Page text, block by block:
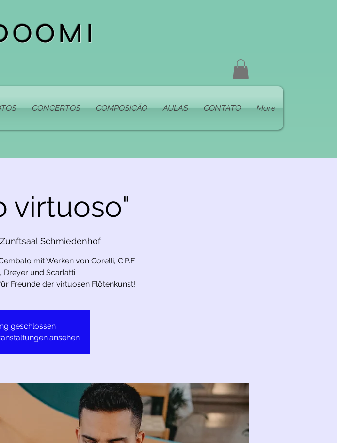
CONCERTOS COMPOSIÇÃO AULAS CONTATO More
virtuoso"
Zunftsaal Schmiedenhof
mit Werken von Corelli, C.P.E.
Dreyer und Scarlatti.
Freunde der virtuosen Flötenkunst!
geschlossen
ansehen